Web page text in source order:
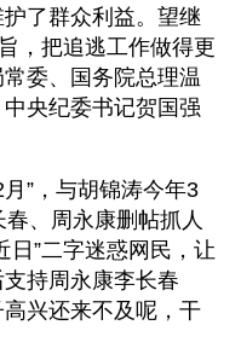
了群众利益。望继
，把追逃工作做得更
委、国务院总理温
央纪委书记贺国强
”，与胡锦涛今年3
、周永康删帖抓人
日”二字迷惑网民，让
持周永康李长春
兴还来不及呢，干